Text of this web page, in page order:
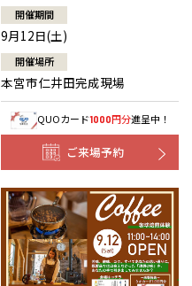
開催期間
9月12日(土)
開催場所
本宮市仁井田完成現場
QUOカード1000円分進呈中！
ご来場予約